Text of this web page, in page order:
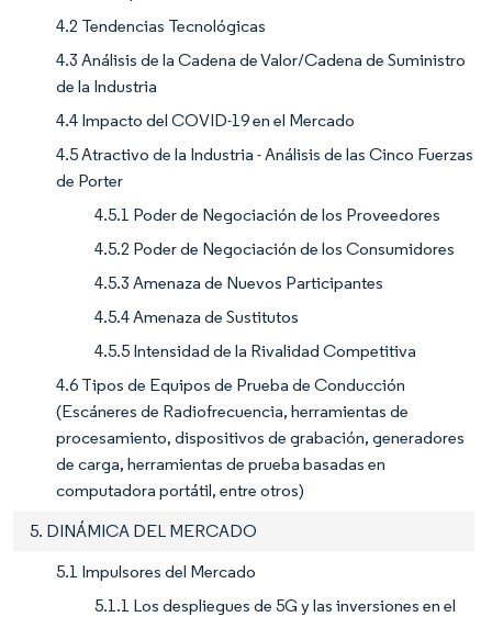
4.2 Tendencias Tecnológicas
4.3 Análisis de la Cadena de Valor/Cadena de Suministro
de la Industria
4.4 Impacto del COVID-19 en el Mercado
4.5 Atractivo de la Industria - Análisis de las Cinco Fuerzas
de Porter
4.5.1 Poder de Negociación de los Proveedores
4.5.2 Poder de Negociación de los Consumidores
4.5.3 Amenaza de Nuevos Participantes
4.5.4 Amenaza de Sustitutos
4.5.5 Intensidad de la Rivalidad Competitiva
4.6 Tipos de Equipos de Prueba de Conducción
(Escáneres de Radiofrecuencia, herramientas de
procesamiento, dispositivos de grabación, generadores
de carga, herramientas de prueba basadas en
computadora portátil, entre otros)
5. DINÁMICA DEL MERCADO
5.1 Impulsores del Mercado
5.1.1 Los despliegues de 5G y las inversiones en el